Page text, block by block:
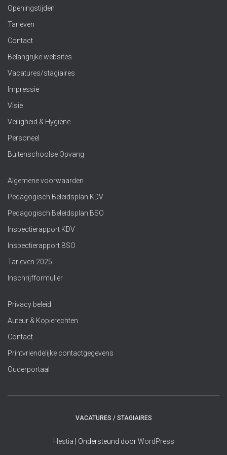
Openingstijden
Tarieven
Contact
Belangrijke websites
Vacatures/stagiaires
Impressie
Visie
Veiligheid & Hygiëne
Personeel
Buitenschoolse Opvang
Algemene voorwaarden
Pedagogisch Beleidsplan KDV
Pedagogisch Beleidsplan BSO
Inspectierapport KDV
Inspectierapport BSO
Tarieven 2025
Inschrijfformulier
Privacy beleid
Auteur & Kopierechten
Contact
Printvriendelijke contactgegevens
Ouderportaal
VACATURES / STAGIAIRES
Hestia | Ondersteund doorWordPress